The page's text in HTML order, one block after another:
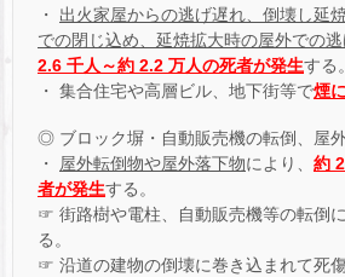
・ 出火家屋からの逃げ遅れ、倒壊し延
での閉じ込め、延焼拡大時の屋外での
2.6 千人～約 2.2 万人の死者が発生する。
・ 集合住宅や高層ビル、地下街等で煙
◎ ブロック塀・自動販売機の転倒、屋
・
屋外転倒物や屋外落下物により、 約
者が発生する。
☞ 街路樹や電柱、自動販売機等の転倒
る。
☞ 沿道の建物の倒壊に巻き込まれて死傷